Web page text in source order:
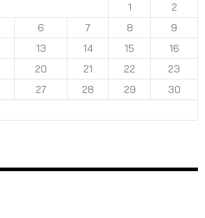
1
2
6 7 8
9
13 14 15
16
20 21 22
23
27 28 29
30